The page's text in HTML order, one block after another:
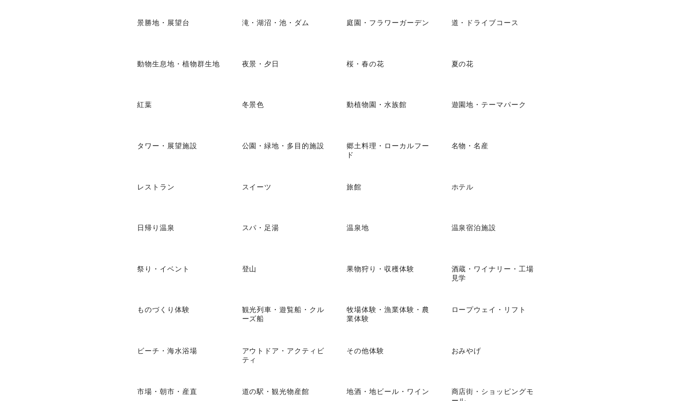
景勝地・展望台 滝・湖沼・池・ダム 庭園・フラワーガーデン 道・ドライブコース
動物生息地・植物群生地 夜景・夕日 桜・春の花 夏の花
紅葉 冬景色 動植物園・水族館 遊園地・テーマパーク
タワー・展望施設 公園・緑地・多目的施設
郷土料理・ローカルフー
ド
名物・名産
レストラン スイーツ 旅館 ホテル
日帰り温泉 スパ・足湯 温泉地 温泉宿泊施設
祭り・イベント 登山 果物狩り・収穫体験
酒蔵・ワイナリー・工場
見学
ものづくり体験
観光列車・遊覧船・クル
ーズ船
牧場体験・漁業体験・農
業体験
ロープウェイ・リフト
ビーチ・海水浴場
アウトドア・アクティビ
ティ
その他体験 おみやげ
市場・朝市・産直 道の駅・観光物産館 地酒・地ビール・ワイン
商店街・ショッピングモ